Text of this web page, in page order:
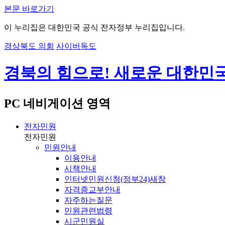
본문 바로가기
이 누리집은 대한민국 공식 전자정부 누리집입니다.
경상북도 의회 사이버독도
경북의 힘으로! 새로운 대한민
PC 네비게이션 영역
전자민원
전자민원
민원안내
이용안내
시책안내
인터넷민원신청(정부24)새창
자격증교부안내
자주하는질문
민원관련법령
시군민원실